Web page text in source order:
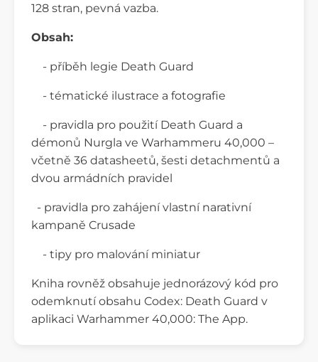
128 stran, pevná vazba.
Obsah:
- příběh legie Death Guard
- tématické ilustrace a fotografie
- pravidla pro použití Death Guard a
démonů Nurgla ve Warhammeru 40,000 –
včetně 36 datasheetů, šesti detachmentů a
dvou armádních pravidel
- pravidla pro zahájení vlastní narativní
kampaně Crusade
- tipy pro malování miniatur
Kniha rovněž obsahuje jednorázový kód pro
odemknutí obsahu Codex: Death Guard v
aplikaci Warhammer 40,000: The App.